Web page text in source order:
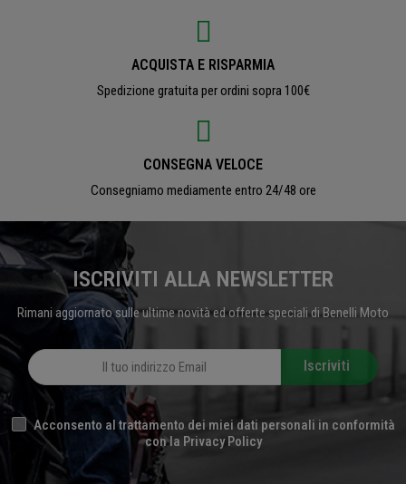
ACQUISTA E RISPARMIA
Spedizione gratuita per ordini sopra 100€
CONSEGNA VELOCE
Consegniamo mediamente entro 24/48 ore
ISCRIVITI ALLA NEWSLETTER
Rimani aggiornato sulle ultime novità ed offerte speciali di Benelli Moto
Iscriviti
Acconsento al trattamento dei miei dati personali in conformità
con la Privacy Policy